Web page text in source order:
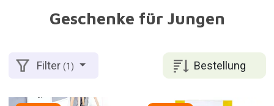
Geschenke für Jungen
Bestellung
Filter(1)